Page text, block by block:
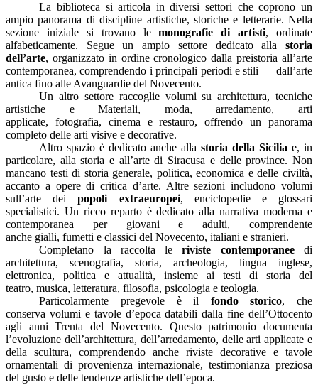
La biblioteca si articola in diversi settori che coprono un
ampio panorama di discipline artistiche, storiche e letterarie. Nella
sezione iniziale si trovano lemonografie di artisti, ordinate
alfabeticamente. Segue un ampio settore dedicato alla storia
dell’arte, organizzato in ordine cronologico dalla preistoria all’arte
contemporanea, comprendendo i principali periodi e stili — dall’arte
antica fino alle Avanguardie del Novecento.
Un altro settore raccoglie volumi su architettura, tecniche
artistiche e Materiali, moda, arredamento, arti
applicate, fotografia, cinema e restauro, offrendo un panorama
completo delle arti visive e decorative.
Altro spazio è dedicato anche allastoria della Sicilia e, in
particolare, alla storia e all’arte di Siracusa e delle province. Non
mancano testi di storia generale, politica, economica e delle civiltà,
accanto a opere di critica d’arte. Altre sezioni includono volumi
sull’arte deipopoli extraeuropei, enciclopedie e glossari
specialistici. Un ricco reparto è dedicato alla narrativa moderna e
contemporanea per giovani e adulti, comprendente
anche gialli, fumetti e classici del Novecento, italiani e stranieri.
Completano la raccolta leriviste contemporaneedi
architettura, scenografia, storia, archeologia, lingua inglese,
elettronica, politica e attualità, insieme ai testi di storia del
teatro, musica, letteratura, filosofia, psicologia e teologia.
Particolarmente pregevole è il fondo storico, che
conserva volumi e tavole d’epoca databili dalla fine dell’Ottocento
agli anni Trenta del Novecento. Questo patrimonio documenta
l’evoluzione dell’architettura, dell’arredamento, delle arti applicate e
della scultura, comprendendo anche riviste decorative e tavole
ornamentali di provenienza internazionale, testimonianza preziosa
del gusto e delle tendenze artistiche dell’epoca.